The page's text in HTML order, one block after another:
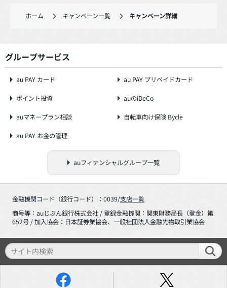
ホーム キャンペーン一覧 キャンペーン詳細
グループサービス
au PAY カード au PAY プリペイドカード
ポイント投資 auのiDeCo
auマネープラン相談 自転車向け保険 Bycle
au PAY お金の管理
auフィナンシャルグループ一覧
金融機関コード（銀行コード）：0039/支店一覧
商号等：auじぶん銀行株式会社 / 登録金融機関：関東財務局長（登金）第
652号 / 加入協会：日本証券業協会、一般社団法人金融先物取引業協会